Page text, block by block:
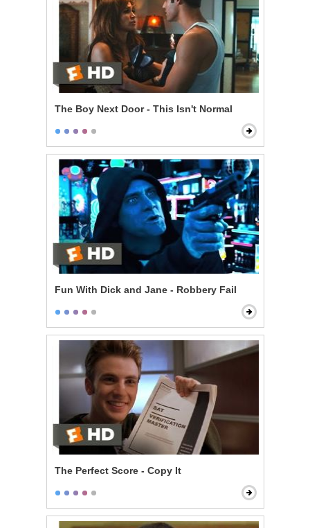
The Boy Next Door - This Isn't Normal
Fun With Dick and Jane - Robbery Fail
The Perfect Score - Copy It